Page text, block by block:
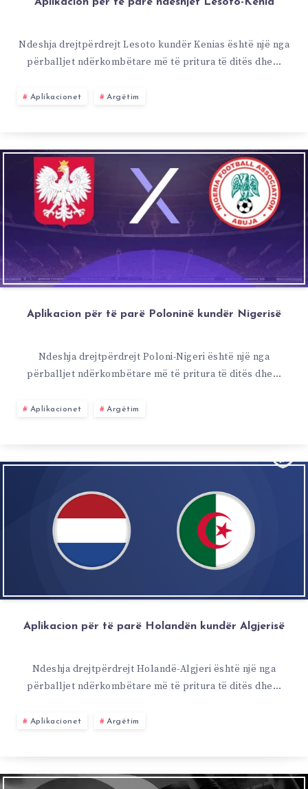
Ndeshja drejtpërdrejt Lesoto kundër Kenias është një nga
përballjet ndërkombëtare më të pritura të ditës dhe…
Aplikacionet Argëtim
Aplikacion për të parë Poloninë kundër Nigerisë
Ndeshja drejtpërdrejt Poloni-Nigeri është një nga
përballjet ndërkombëtare më të pritura të ditës dhe…
Aplikacionet Argëtim
Aplikacion për të parë Holandën kundër Algjerisë
Ndeshja drejtpërdrejt Holandë-Algjeri është një nga
përballjet ndërkombëtare më të pritura të ditës dhe…
Aplikacionet Argëtim